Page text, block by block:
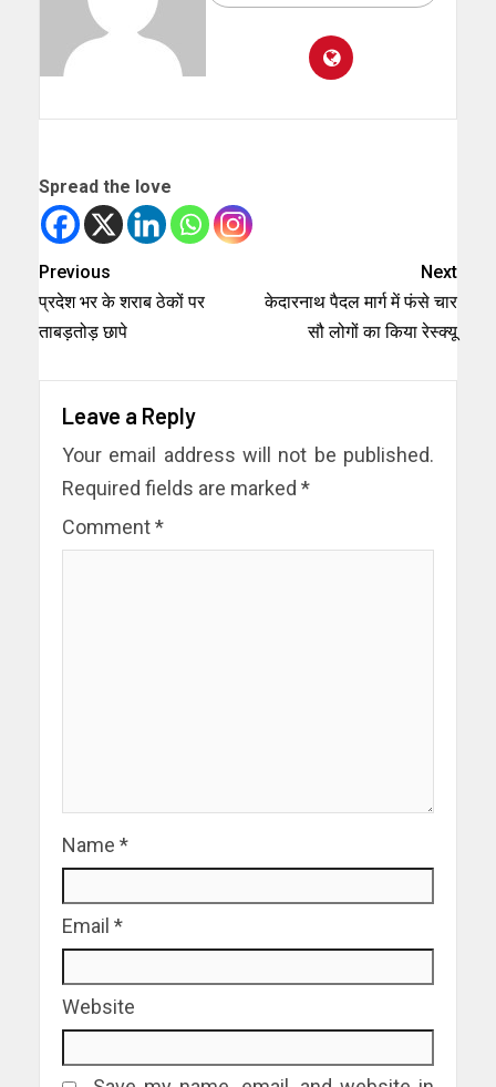
Spread the love
Previous
प्रदेश भर के शराब ठेकों पर
ताबड़तोड़ छापे
Next
केदारनाथ पैदल मार्ग में फंसे चार
सौ लोगों का किया रेस्क्यू
Leave a Reply
Your email address will not be published.
Required fields are marked *
Comment*
Name *
Email *
Website